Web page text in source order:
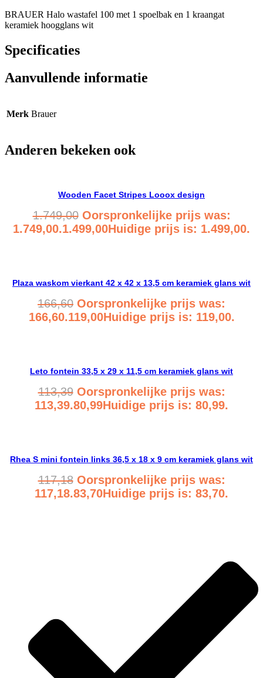
BRAUER Halo wastafel 100 met 1 spoelbak en 1 kraangat
keramiek hoogglans wit
Specificaties
Aanvullende informatie
Merk Brauer
Anderen bekeken ook
Wooden Facet Stripes Looox design
1.749,00 Oorspronkelijke prijs was:
1.749,00.1.499,00Huidige prijs is: 1.499,00.
Plaza waskom vierkant 42 x 42 x 13,5 cm keramiek glans wit
166,60 Oorspronkelijke prijs was:
166,60.119,00Huidige prijs is: 119,00.
Leto fontein 33,5 x 29 x 11,5 cm keramiek glans wit
113,39 Oorspronkelijke prijs was:
113,39.80,99Huidige prijs is: 80,99.
Rhea S mini fontein links 36,5 x 18 x 9 cm keramiek glans wit
117,18 Oorspronkelijke prijs was:
117,18.83,70Huidige prijs is: 83,70.